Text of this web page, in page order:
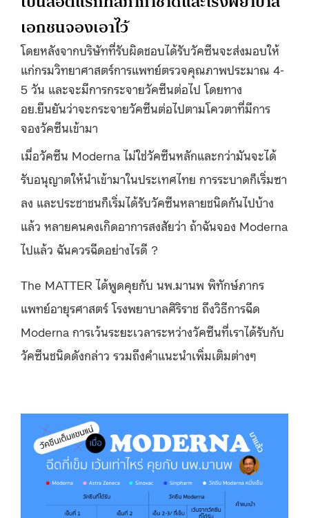
เอกชนจองเอาไว้
โดยหลังจากบริษัทที่รับผิดชอบได้รับวัคซีนจะส่งมอบให้
แก่กรมวิทยาศาสตร์การแพทย์ตรวจคุณภาพประมาณ 4-
5 วัน และจะมีการกระจายวัคซีนต่อไป โดยทาง
อย.ยืนยันว่าจะกระจายวัคซีนต่อไปตามโควตาที่มีการ
จองวัคซีนเข้ามา
เมื่อวัคซีน Moderna ไม่ใช่วัคซีนหลักและกว่ามันจะได้
รับอนุญาตให้นำเข้ามาในประเทศไทย การระบาดก็เริ่มซา
ลง และประชาชนก็เริ่มได้รับวัคซีนหลายชนิดกันไปบ้าง
แล้ว หลายคนคงเกิดอาการสงสัยว่า ถ้าฉันจอง Moderna
ไปแล้ว ฉันควรฉีดอย่างไรดี ?
The MATTER ได้พูดคุยกับ นพ.มานพ พิทักษ์ภากร
แพทย์อายุรศาสตร์ โรงพยาบาลศิริราช ถึงวิธีการฉีด
Moderna การเว้นระยะเวลาระหว่างวัคซีนที่เราได้รับกับ
วัคซีนชนิดดังกล่าว รวมถึงคำแนะนำเพิ่มเติมต่างๆ